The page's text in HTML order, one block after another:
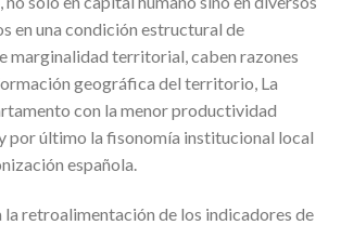
en una condición estructural de
marginalidad territorial, caben razones
geográfica del territorio, La
con la menor productividad
por último la fisonomía institucional local
española.
la retroalimentación de los indicadores de